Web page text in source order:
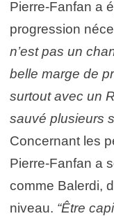
Pierre-Fanfan a
progression
n’est pas un
belle marge de
surtout avec un
sauvé plusieurs
Concernant les
Pierre-Fanfan a
comme Balerdi,
niveau. “Être